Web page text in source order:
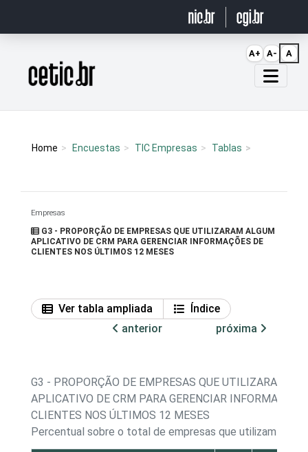
Página inicial
Home Encuestas TIC Empresas Tablas
Empresas
G3 - PROPORÇÃO DE EMPRESAS QUE UTILIZARAM ALGUM
APLICATIVO DE CRM PARA GERENCIAR INFORMAÇÕES DE
CLIENTES NOS ÚLTIMOS 12 MESES
Ver tabla ampliada
Índice
anterior
próxima
G3 - PROPORÇÃO DE EMPRESAS QUE UTILIZARAM
APLICATIVO DE CRM PARA GERENCIAR INFORMAÇÕES
CLIENTES NOS ÚLTIMOS 12 MESES
Percentual sobre o total de empresas que utilizam
A+ A- A